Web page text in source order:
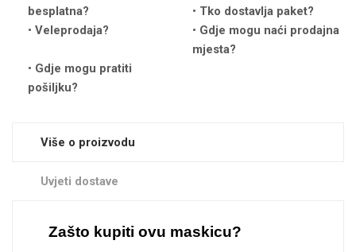
besplatna?
Tko dostavlja paket?
Veleprodaja?
Gdje mogu naći prodajna
mjesta?
Gdje mogu pratiti
pošiljku?
Više o proizvodu
Uvjeti dostave
Zašto kupiti ovu maskicu?
Quotes Collection